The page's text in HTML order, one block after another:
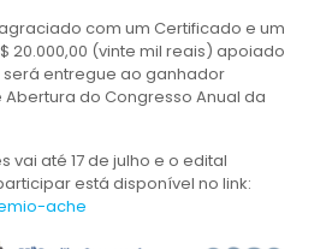
com um Certificado e um
20.000,00 (vinte mil reais) apoiado
entregue ao ganhador
do Congresso Anual da
vai até 17 de julho e o edital
está disponível no link:
ache